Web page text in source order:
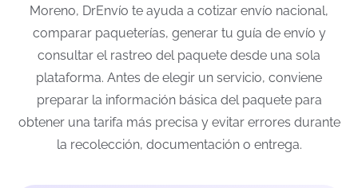
Moreno, DrEnvío te ayuda a cotizar envío nacional,
comparar paqueterías, generar tu guía de envío y
consultar el rastreo del paquete desde una sola
plataforma. Antes de elegir un servicio, conviene
preparar la información básica del paquete para
obtener una tarifa más precisa y evitar errores durante
la recolección, documentación o entrega.